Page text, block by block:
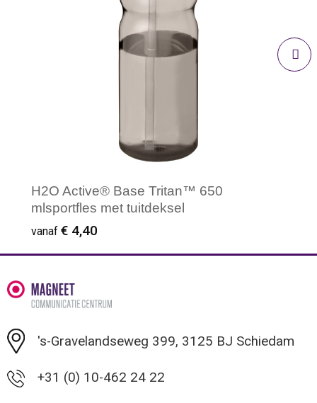
H2O Active® Base Tritan™ 650
mlsportfles met tuitdeksel
vanaf € 4,40
Minimale afname: 50
's-Gravelandseweg 399, 3125 BJ Schiedam
+31 (0) 10-462 24 22